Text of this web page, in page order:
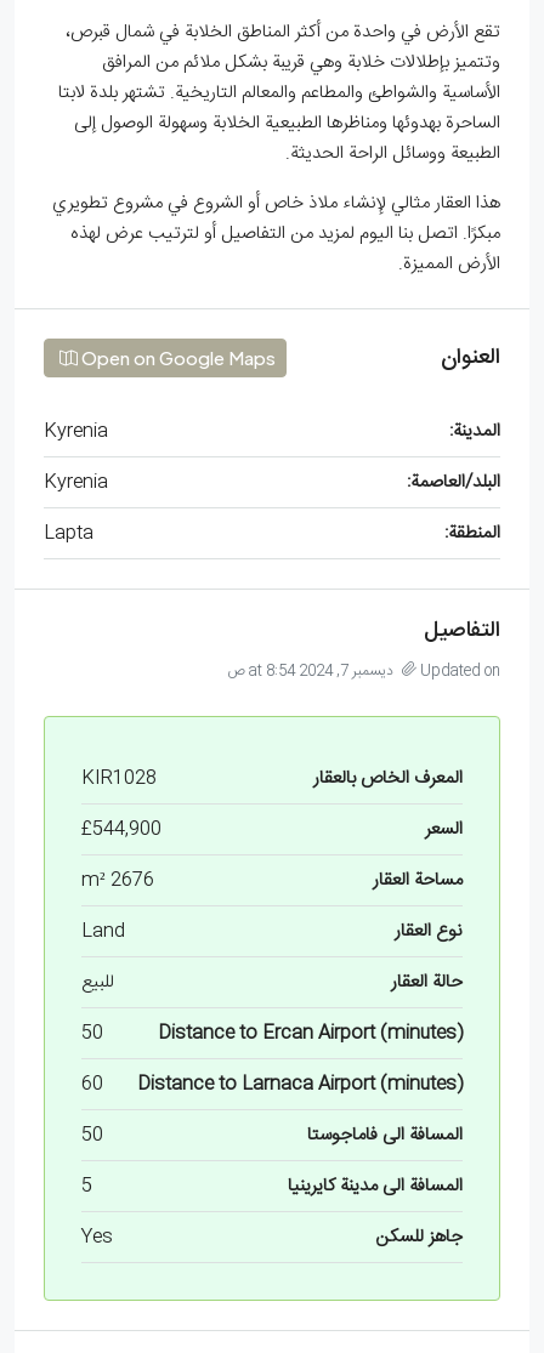
تقع الأرض في واحدة من أكثر المناطق الخلابة في شمال قبرص،
وتتميز بإطلالات خلابة وهي قريبة بشكل ملائم من المرافق
الأساسية والشواطئ والمطاعم والمعالم التاريخية. تشتهر بلدة لابتا
الساحرة بهدوئها ومناظرها الطبيعية الخلابة وسهولة الوصول إلى
الطبيعة ووسائل الراحة الحديثة.
هذا العقار مثالي لإنشاء ملاذ خاص أو الشروع في مشروع تطويري
مبكرًا. اتصل بنا اليوم لمزيد من التفاصيل أو لترتيب عرض لهذه
الأرض المميزة.
العنوان Open on Google Maps
المدينة:
Kyrenia
البلد/العاصمة:
Kyrenia
المنطقة:
Lapta
التفاصيل
Updated on ديسمبر 7, 2024 at 8:54 ص
المعرف الخاص بالعقار
KIR1028
السعر
£544,900
مساحة العقار
2676 m²
نوع العقار
Land
حالة العقار
للبيع
Distance to Ercan Airport (minutes)
50
Distance to Larnaca Airport (minutes)
60
المسافة الى فاماجوستا
50
المسافة الى مدينة كايرينيا
5
جاهز للسكن
Yes